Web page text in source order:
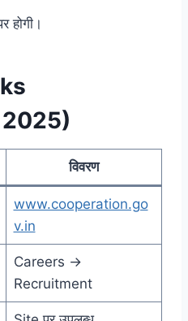
होगी।
विवरण
www.cooperation.go
v.in
Careers →
Recruitment